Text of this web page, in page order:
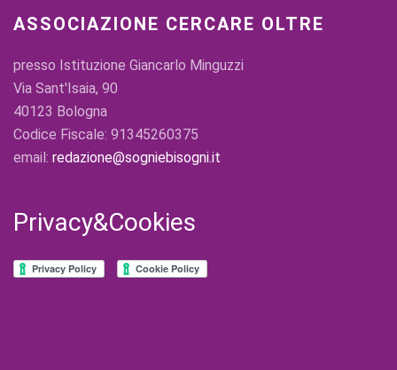
ASSOCIAZIONE CERCARE OLTRE
presso Istituzione Giancarlo Minguzzi
Via Sant'Isaia, 90
40123 Bologna
Codice Fiscale: 91345260375
email: redazione@sogniebisogni.it
Privacy&Cookies